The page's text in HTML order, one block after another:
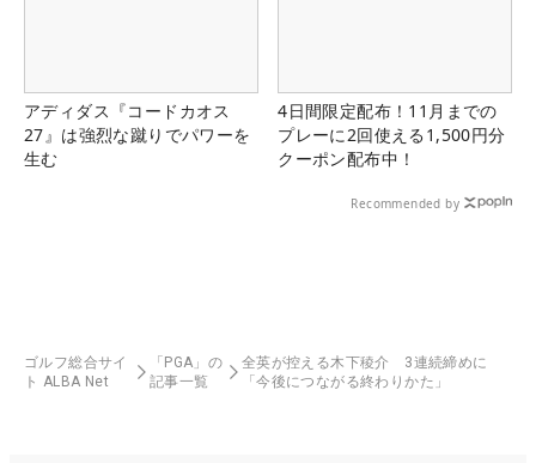
アディダス『コードカオス
27』は強烈な蹴りでパワーを
生む
4日間限定配布！11月までの
プレーに2回使える1,500円分
クーポン配布中！
Recommended by
ゴルフ総合サイ
ト ALBA Net
「PGA」の
記事一覧
全英が控える木下稜介 3連続締めに
「今後につながる終わりかた」